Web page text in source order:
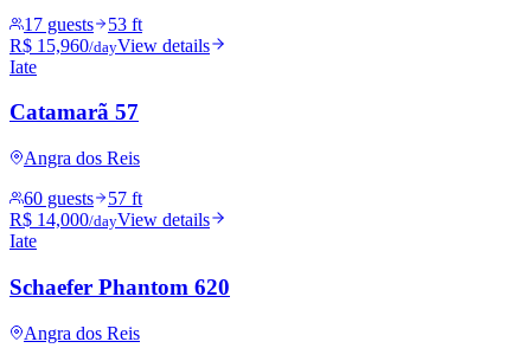
17 guests
53 ft
R$ 15,960/dayView details
Iate
Catamarã 57
Angra dos Reis
60 guests
57 ft
R$ 14,000/dayView details
Iate
Schaefer Phantom 620
Angra dos Reis